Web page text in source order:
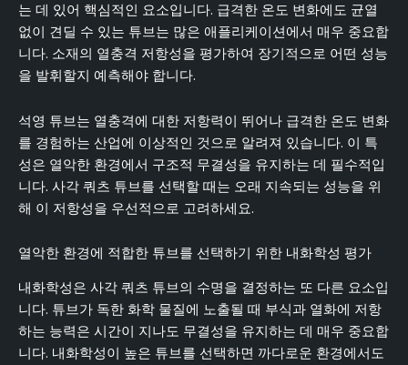
는 데 있어 핵심적인 요소입니다. 급격한 온도 변화에도 균열
없이 견딜 수 있는 튜브는 많은 애플리케이션에서 매우 중요합
니다. 소재의 열충격 저항성을 평가하여 장기적으로 어떤 성능
을 발휘할지 예측해야 합니다.
석영 튜브는 열충격에 대한 저항력이 뛰어나 급격한 온도 변화
를 경험하는 산업에 이상적인 것으로 알려져 있습니다. 이 특
성은 열악한 환경에서 구조적 무결성을 유지하는 데 필수적입
니다. 사각 쿼츠 튜브를 선택할 때는 오래 지속되는 성능을 위
해 이 저항성을 우선적으로 고려하세요.
열악한 환경에 적합한 튜브를 선택하기 위한 내화학성 평가
내화학성은 사각 쿼츠 튜브의 수명을 결정하는 또 다른 요소입
니다. 튜브가 독한 화학 물질에 노출될 때 부식과 열화에 저항
하는 능력은 시간이 지나도 무결성을 유지하는 데 매우 중요합
니다. 내화학성이 높은 튜브를 선택하면 까다로운 환경에서도